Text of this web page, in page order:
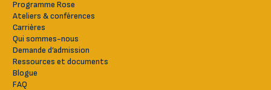
Programme Rose
Ateliers & conférences
Carrières
Qui sommes-nous
Demande d’admission
Ressources et documents
Blogue
FAQ